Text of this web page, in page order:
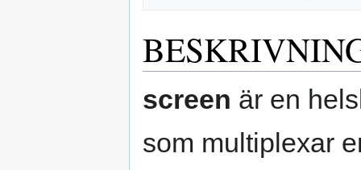
screen är en
som multiplexar